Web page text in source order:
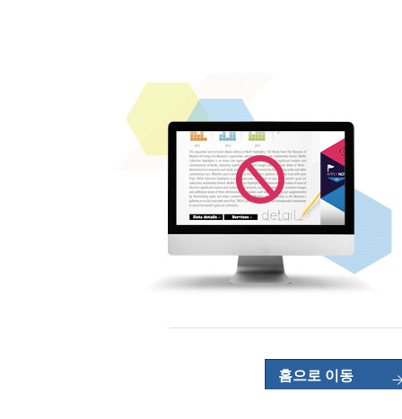
홈으로 이동